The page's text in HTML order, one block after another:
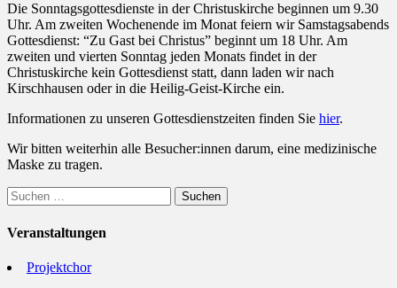
Die Sonntagsgottesdienste in der Christuskirche beginnen um 9.30
Uhr. Am zweiten Wochenende im Monat feiern wir Samstagsabends
Gottesdienst: “Zu Gast bei Christus” beginnt um 18 Uhr. Am
zweiten und vierten Sonntag jeden Monats findet in der
Christuskirche kein Gottesdienst statt, dann laden wir nach
Kirschhausen oder in die Heilig-Geist-Kirche ein.
Informationen zu unseren Gottesdienstzeiten finden Sie hier.
Wir bitten weiterhin alle Besucher:innen darum, eine medizinische
Maske zu tragen.
Suchen
nach:
Veranstaltungen
Projektchor